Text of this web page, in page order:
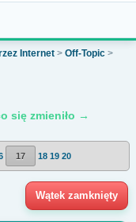
Internet > Off-Topic >
się zmieniło →
17 18 19 20
Wątek zamknięty